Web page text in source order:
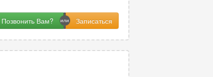
Позвонить Вам?